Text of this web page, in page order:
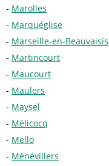
Marolles
Marquéglise
Marseille-en-Beauvaisis
Martincourt
Maucourt
Maulers
Maysel
Mélicocq
Mello
Ménévillers